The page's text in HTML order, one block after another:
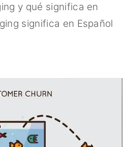
y qué significa en
significa en Español